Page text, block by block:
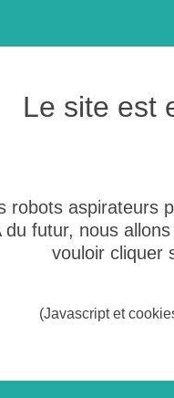
Le site est
robots aspirateurs
futur, nous
vouloir cliquer
(Javascript et